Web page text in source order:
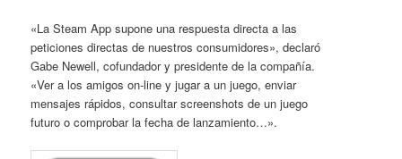
«La Steam App supone una respuesta directa a las
peticiones directas de nuestros consumidores», declaró
Gabe Newell, cofundador y presidente de la compañía.
«Ver a los amigos on-line y jugar a un juego, enviar
mensajes rápidos, consultar screenshots de un juego
futuro o comprobar la fecha de lanzamiento…».